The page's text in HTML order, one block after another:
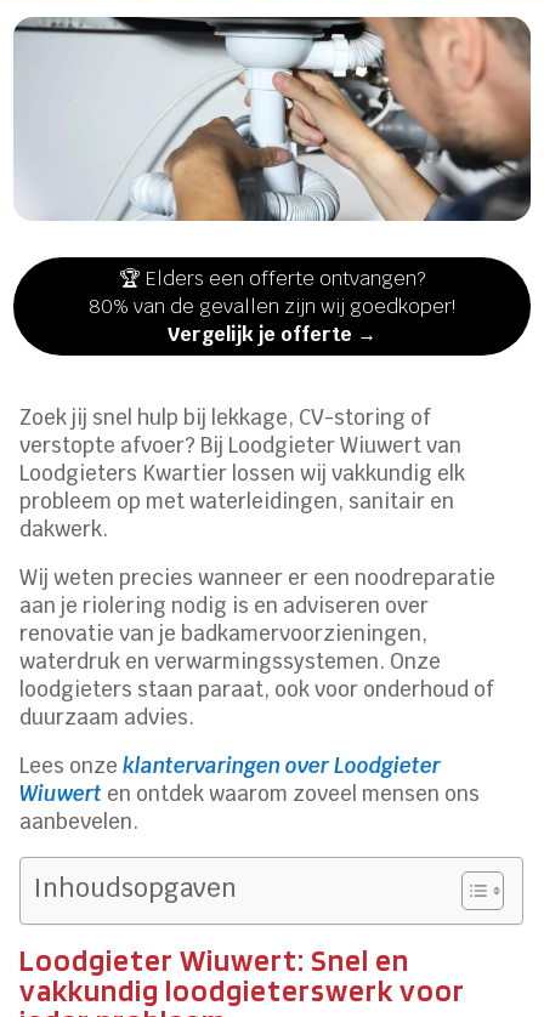
🏆 Elders een offerte ontvangen?
80% van de gevallen zijn wij goedkoper!
Vergelijk je offerte →
Zoek jij snel hulp bij lekkage, CV-storing of
verstopte afvoer? Bij Loodgieter Wiuwert van
Loodgieters Kwartier lossen wij vakkundig elk
probleem op met waterleidingen, sanitair en
dakwerk.
Wij weten precies wanneer er een noodreparatie
aan je riolering nodig is en adviseren over
renovatie van je badkamervoorzieningen,
waterdruk en verwarmingssystemen. Onze
loodgieters staan paraat, ook voor onderhoud of
duurzaam advies.
Lees onzeklantervaringen over Loodgieter
Wiuwert en ontdek waarom zoveel mensen ons
aanbevelen.
Inhoudsopgaven
Loodgieter Wiuwert: Snel en
vakkundig loodgieterswerk voor